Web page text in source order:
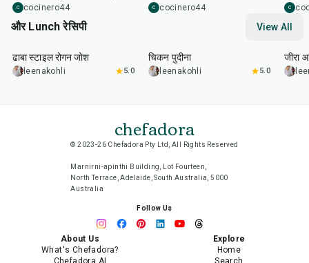
C cocinero44 C cocinero44 C
और Lunch रेसिपी View All
1
ढाबा स्टाइल रोगन जोश
leenakohli 5.0
चिकन पुदीना
leenakohli 5.0
जीरा
chefadora
© 2023-26 Chefadora Pty Ltd, All Rights Reserved
Marnirni-apinthi Building, Lot Fourteen,
North Terrace, Adelaide, South Australia, 5000
Australia
Follow Us
About Us
What's Chefadora?
Chefadora AI
Explore
Home
Search